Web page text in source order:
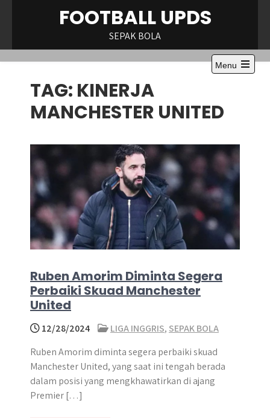
FOOTBALL UPDS
SEPAK BOLA
Menu
Open
TAG: KINERJA
MANCHESTER UNITED
Ruben Amorim Diminta Segera
Perbaiki Skuad Manchester
United
12/28/2024 LIGA INGGRIS, SEPAK BOLA
Ruben Amorim diminta segera perbaiki skuad
Manchester United, yang saat ini tengah berada
dalam posisi yang mengkhawatirkan di ajang
Premier […]